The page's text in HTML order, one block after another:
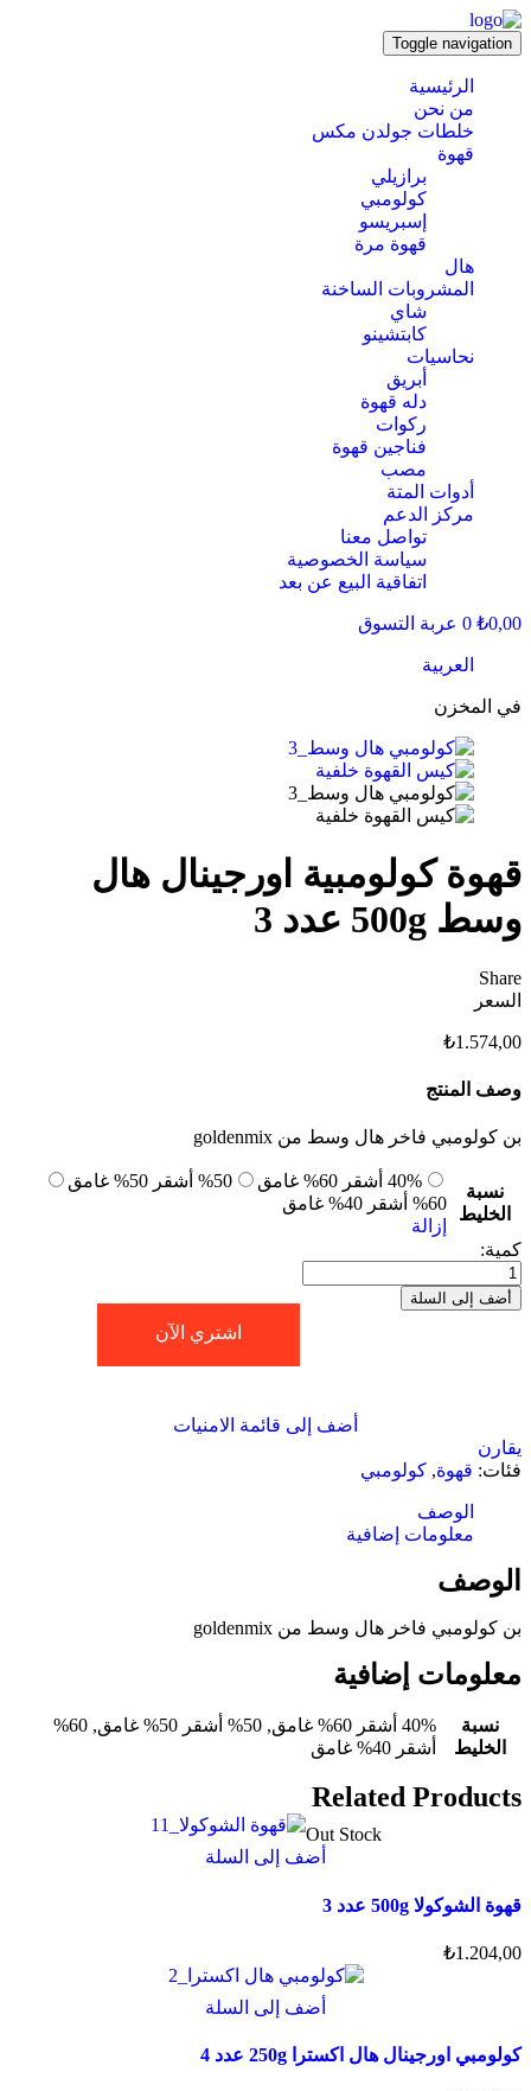
Toggle navigation
الرئيسية
من نحن
خلطات جولدن مكس
قهوة
برازيلي
كولومبي
إسبريسو
قهوة مرة
هال
المشروبات الساخنة
شاي
كابتشينو
نحاسيات
أبريق
‏دله قهوة
ركوات
فناجين قهوة
مصب
أدوات المتة
مركز الدعم
تواصل معنا
سياسة الخصوصية
اتفاقية البيع عن بعد
₺0,00
0 عربة التسوق
العربية
في المخزن
قهوة كولومبية اورجينال هال
وسط 500g عدد 3
Share
السعر
₺1.574,00
وصف المنتج
بن كولومبي فاخر هال وسط من
نسبة
الخليط
40% أشقر 60% غامق
50% أشقر 50% غامق
60% أشقر 40% غامق
إزالة
كمية:
كمية
قهوة
كولومبية
3
أضف إلى السلة
اشتري الآن
أضف إلى قائمة الامنيات
يقارن
فئات: قهوة, كولومبي
الوصف
معلومات إضافية
الوصف
بن كولومبي فاخر هال وسط من
معلومات إضافية
نسبة
الخليط
40% أشقر 60% غامق, 50% أشقر 50% غامق, 60%
أشقر 40% غامق
Related Products
Out Stock
أضف إلى السلة
قهوة الشوكولا 500g عدد 3
₺1.204,00
أضف إلى السلة
من
كولومبي اورجينال هال اكسترا 250g عدد 4